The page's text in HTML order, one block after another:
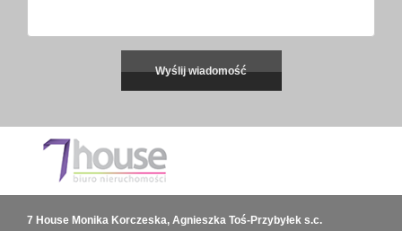
7 House Monika Korczeska, Agnieszka Toś-Przybyłek s.c.